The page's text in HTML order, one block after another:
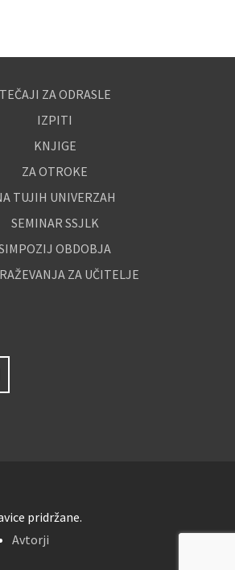
TEČAJI ZA ODRASLE
IZPITI
KNJIGE
ZA OTROKE
TUJIH UNIVERZAH
SEMINAR SSJLK
OBDOBJA
ZA UČITELJE
pridržane.
Avtorji